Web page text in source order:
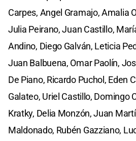
Carpes, Angel Gramajo, Amalia
Julia Peirano, Juan Castillo,
Andino, Diego Galván, Leticia
Juan Balbuena, Omar Paolín,
De Piano, Ricardo Puchol, Eden
Galateo, Uriel Castillo, Domingo
Kratky, Delia Monzón, Juan
Maldonado, Rubén Gazziano,